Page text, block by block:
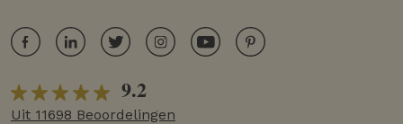
9.2
Uit 11698 Beoordelingen